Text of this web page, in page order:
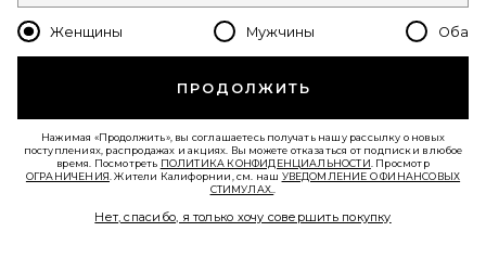
THE ATTICO Diane 55mm
Slingback Heel in Red
Change Country Regions
ru USD
Пройти краткий опрос о сегодняшнем визите.Вперед!
Женщины Мужчины Оба
ПРОДОЛЖИТЬ
Нажимая «Продолжить», вы соглашаетесь получать нашу рассылку о новых
поступлениях, распродажах и акциях. Вы можете отказаться от подписки в любое
время. Посмотреть ПОЛИТИКА КОНФИДЕНЦИАЛЬНОСТИ . Просмотр
ОГРАНИЧЕНИЯ . Жители Калифорнии, см. наш УВЕДОМЛЕНИЕ О ФИНАНСОВЫХ
СТИМУЛАХ.
Нет, спасибо, я только хочу совершить покупку